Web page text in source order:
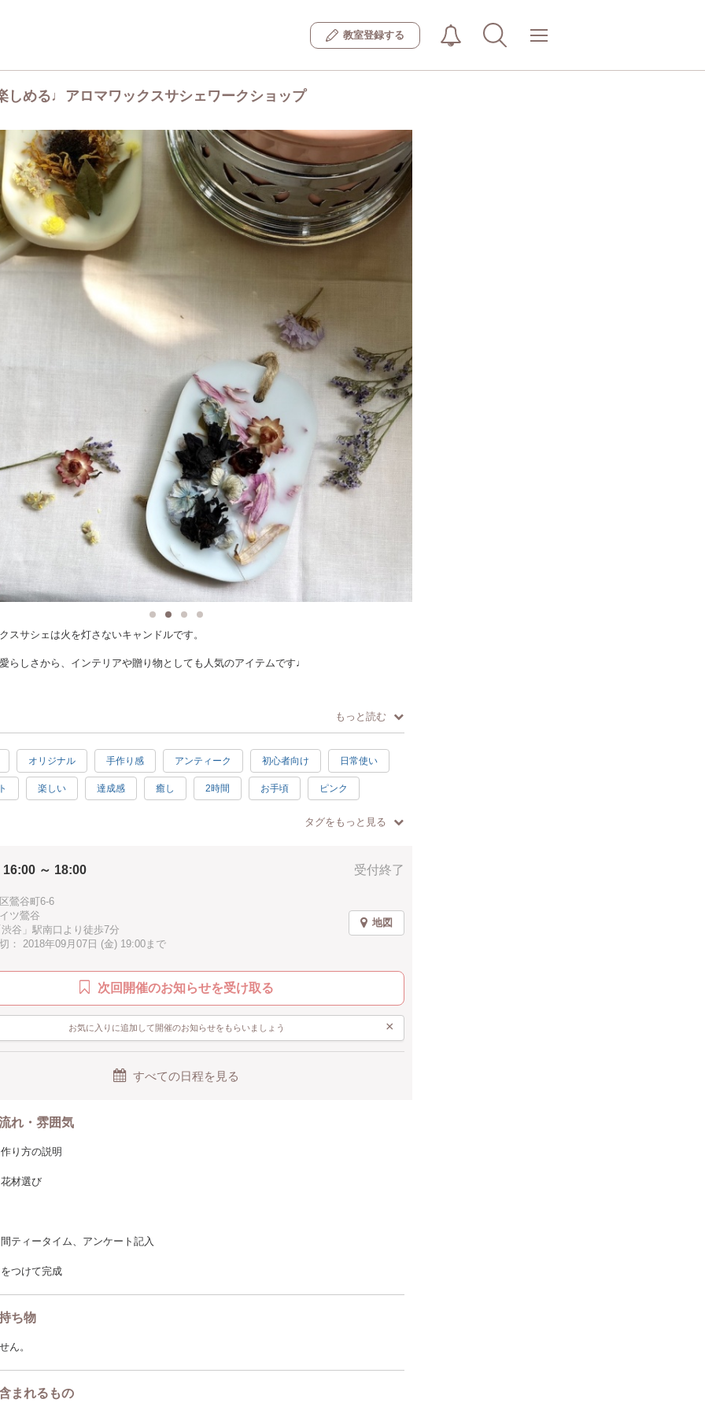
教室登録する
しめる♩アロマワックスサシェワークショップ
スサシェは火を灯さないキャンドルです。
らしさから、インテリアや贈り物としても人気のアイテムです♩
にインテリアとして飾りながら香りも楽しんでいただけます。
天然精油を３種類ご用意いたします。
説明もいたしますのでこちらもお好きなものをお選びいただけます。
の長方型のものになります。
15:00
18:00
もっと読む
オリジナル 手作り感 アンティーク 初心者向け 日常使い
楽しい 達成感 癒し 2時間 お手頃 ピンク
タグをもっと見る
受付終了
16:00 ～ 18:00
鶯谷町6-6
ツ鶯谷
谷」駅南口より徒歩7分
： 2018年09月07日 (金) 19:00まで
地図
次回開催のお知らせを受け取る
お気に入りに追加して開催のお知らせをもらいましょう ×
すべての日程を見る
れ・雰囲気
り方の説明
材選び
ティータイム、アンケート記入
つけて完成
ち物
ん。
まれるもの